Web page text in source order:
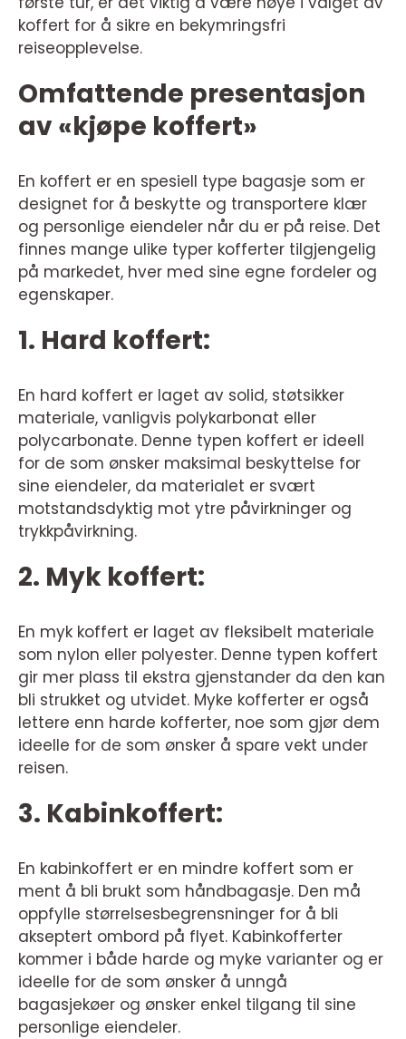
koffert for å sikre en bekymringsfri
reiseopplevelse.
Omfattende presentasjon
av «kjøpe koffert»
En koffert er en spesiell type bagasje som er
designet for å beskytte og transportere klær
og personlige eiendeler når du er på reise. Det
finnes mange ulike typer kofferter tilgjengelig
på markedet, hver med sine egne fordeler og
egenskaper.
1. Hard koffert:
En hard koffert er laget av solid, støtsikker
materiale, vanligvis polykarbonat eller
polycarbonate. Denne typen koffert er ideell
for de som ønsker maksimal beskyttelse for
sine eiendeler, da materialet er svært
motstandsdyktig mot ytre påvirkninger og
trykkpåvirkning.
2. Myk koffert:
En myk koffert er laget av fleksibelt materiale
som nylon eller polyester. Denne typen koffert
gir mer plass til ekstra gjenstander da den kan
bli strukket og utvidet. Myke kofferter er også
lettere enn harde kofferter, noe som gjør dem
ideelle for de som ønsker å spare vekt under
reisen.
3. Kabinkoffert:
En kabinkoffert er en mindre koffert som er
ment å bli brukt som håndbagasje. Den må
oppfylle størrelsesbegrensninger for å bli
akseptert ombord på flyet. Kabinkofferter
kommer i både harde og myke varianter og er
ideelle for de som ønsker å unngå
bagasjekøer og ønsker enkel tilgang til sine
personlige eiendeler.